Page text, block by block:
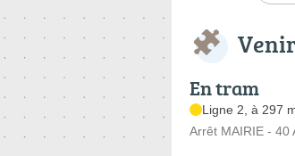
En tram
Ligne 2, à 297
Arrêt MAIRIE - 40